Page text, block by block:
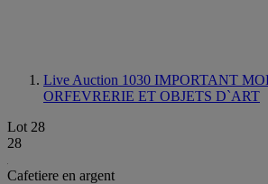
Live Auction 1030 IMPORTANT
ORFEVRERIE ET OBJETS D`ART
Lot 28
28
Cafetiere en argent